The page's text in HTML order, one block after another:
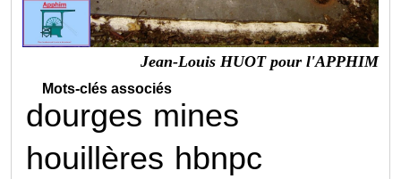
Jean-Louis HUOT pour l'APPHIM
Mots-clés associés
dourges mines
houillères hbnpc